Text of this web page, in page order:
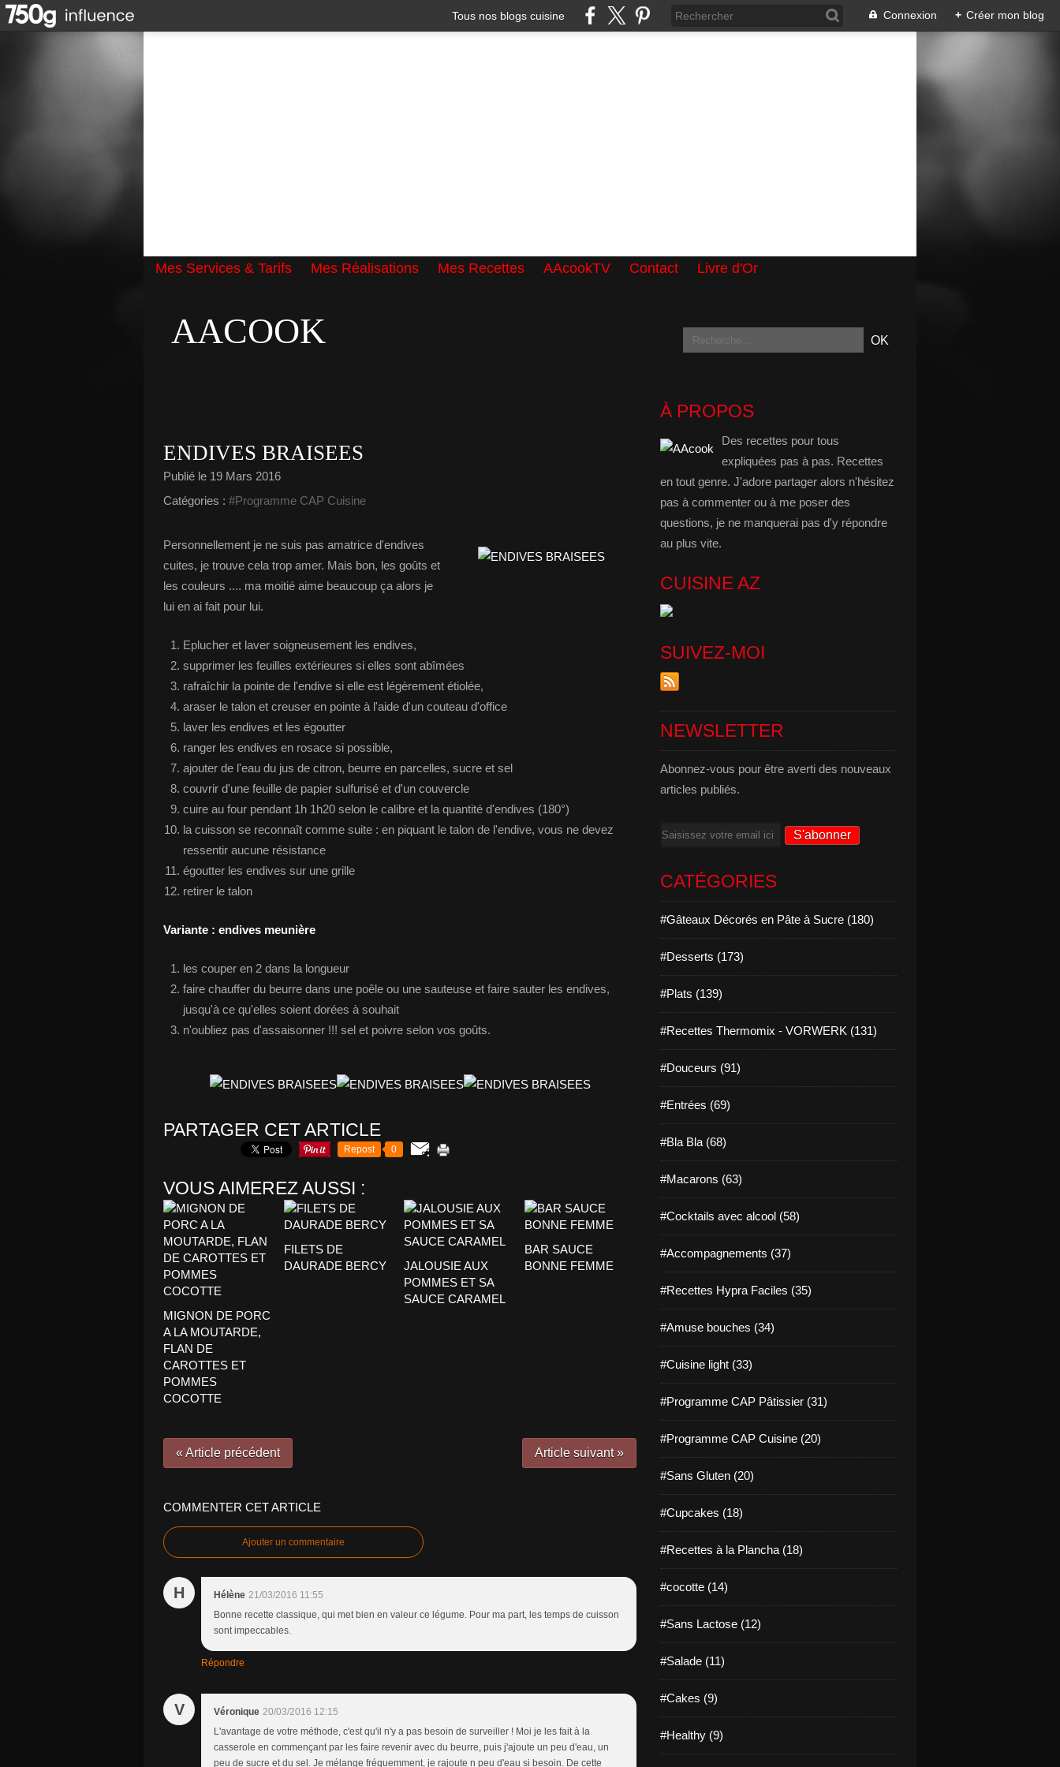
Tous nos blogs cuisine Connexion + Créer mon blog
Mes Services & Tarifs Mes Réalisations Mes Recettes AAcookTV Contact
Livre d'Or
AACOOK
ENDIVES BRAISEES
Publié le 19 Mars 2016
Catégories : #Programme CAP Cuisine
Personnellement je ne suis pas amatrice d'endives
cuites, je trouve cela trop amer. Mais bon, les goûts et
les couleurs .... ma moitié aime beaucoup ça alors je
lui en ai fait pour lui.
Eplucher et laver soigneusement les endives,
supprimer les feuilles extérieures si elles sont abîmées
rafraîchir la pointe de l'endive si elle est légèrement étiolée,
araser le talon et creuser en pointe à l'aide d'un couteau d'office
laver les endives et les égoutter
ranger les endives en rosace si possible,
ajouter de l'eau du jus de citron, beurre en parcelles, sucre et sel
couvrir d'une feuille de papier sulfurisé et d'un couvercle
cuire au four pendant 1h 1h20 selon le calibre et la quantité d'endives (180°)
la cuisson se reconnaît comme suite : en piquant le talon de l'endive, vous ne devez
ressentir aucune résistance
égoutter les endives sur une grille
retirer le talon
Variante : endives meunière
les couper en 2 dans la longueur
faire chauffer du beurre dans une poêle ou une sauteuse et faire sauter les endives,
jusqu'à ce qu'elles soient dorées à souhait
n'oubliez pas d'assaisonner !!! sel et poivre selon vos goûts.
PARTAGER CET ARTICLE
Repost 0
VOUS AIMEREZ AUSSI :
MIGNON DE PORC
A LA MOUTARDE,
FLAN DE
CAROTTES ET
POMMES
COCOTTE
FILETS DE
DAURADE BERCY
JALOUSIE AUX
POMMES ET SA
SAUCE CARAMEL
BAR SAUCE
BONNE FEMME
« Article précédent Article suivant »
COMMENTER CET ARTICLE
Ajouter un commentaire
H Hélène 21/03/2016 11:55
Bonne recette classique, qui met bien en valeur ce légume. Pour ma part, les temps de cuisson
sont impeccables.
Répondre
V Véronique 20/03/2016 12:15
L'avantage de votre méthode, c'est qu'il n'y a pas besoin de surveiller ! Moi je les fait à la
casserole en commençant par les faire revenir avec du beurre, puis j'ajoute un peu d'eau, un
peu de sucre et du sel. Je mélange fréquemment, je rajoute n peu d'eau si besoin. De cette
À PROPOS
Des recettes pour tous
expliquées pas à pas. Recettes
en tout genre. J'adore partager alors n'hésitez
pas à commenter ou à me poser des
questions, je ne manquerai pas d'y répondre
au plus vite.
CUISINE AZ
SUIVEZ-MOI
NEWSLETTER
Abonnez-vous pour être averti des nouveaux
articles publiés.
Email
CATÉGORIES
#Gâteaux Décorés en Pâte à Sucre (180)
#Desserts (173)
#Plats (139)
#Recettes Thermomix - VORWERK (131)
#Douceurs (91)
#Entrées (69)
#Bla Bla (68)
#Macarons (63)
#Cocktails avec alcool (58)
#Accompagnements (37)
#Recettes Hypra Faciles (35)
#Amuse bouches (34)
#Cuisine light (33)
#Programme CAP Pâtissier (31)
#Programme CAP Cuisine (20)
#Sans Gluten (20)
#Cupcakes (18)
#Recettes à la Plancha (18)
#cocotte (14)
#Sans Lactose (12)
#Salade (11)
#Cakes (9)
#Healthy (9)